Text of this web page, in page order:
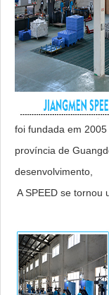
foi fundada em
província de
desenvolvimento,
A SPEED se tornou